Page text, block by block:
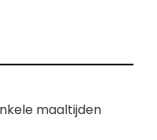
maaltijden